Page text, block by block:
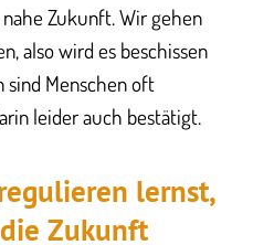
Zukunft. Wir gehen
also wird es beschissen
sind Menschen oft
leider auch bestätigt.
lernst,
Zukunft